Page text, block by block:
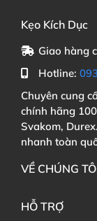
Kẹo Kích Dục
Giao hàng
Hotline:
Chuyên cung
chính hãng
Svakom,
nhanh toàn
VỀ CHÚNG
HỖ TRỢ